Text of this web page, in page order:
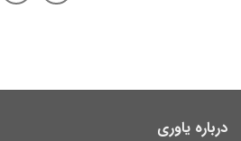
درباره یاوری